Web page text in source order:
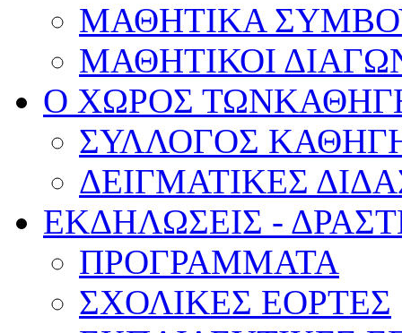
ΜΑΘΗΤΙΚΑ
ΜΑΘΗΤΙΚΟΙ
Ο ΧΩΡΟΣ ΤΩΝ
ΣΥΛΛΟΓΟΣ
ΔΕΙΓΜΑΤΙΚΕΣ
ΕΚΔΗΛΩΣΕΙΣ -
ΠΡΟΓΡΑΜΜΑΤΑ
ΣΧΟΛΙΚΕΣ ΕΟΡΤΕΣ